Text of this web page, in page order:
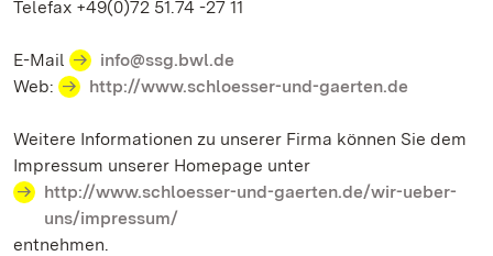
Telefax +49(0)72 51.74 -27 11
E-Mail
info@ssg.bwl.de
Web:
http://www.schloesser-und-gaerten.de
Weitere Informationen zu unserer Firma können Sie dem
Impressum unserer Homepage unter
http://www.schloesser-und-gaerten.de/wir-ueber-
uns/impressum/
entnehmen.